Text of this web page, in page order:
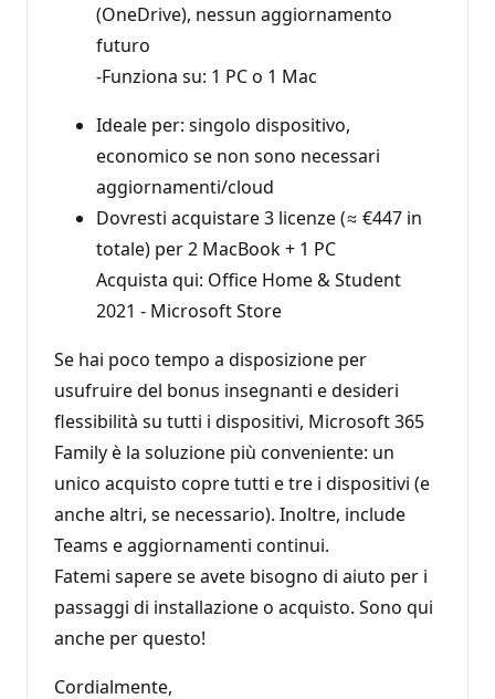
(OneDrive), nessun aggiornamento
futuro
-Funziona su: 1 PC o 1 Mac
Ideale per: singolo dispositivo,
economico se non sono necessari
aggiornamenti/cloud
Dovresti acquistare 3 licenze (≈ €447 in
totale) per 2 MacBook + 1 PC
Acquista qui: Office Home & Student
2021 - Microsoft Store
Se hai poco tempo a disposizione per
usufruire del bonus insegnanti e desideri
flessibilità su tutti i dispositivi, Microsoft 365
Family è la soluzione più conveniente: un
unico acquisto copre tutti e tre i dispositivi (e
anche altri, se necessario). Inoltre, include
Teams e aggiornamenti continui.
Fatemi sapere se avete bisogno di aiuto per i
passaggi di installazione o acquisto. Sono qui
anche per questo!
Cordialmente,